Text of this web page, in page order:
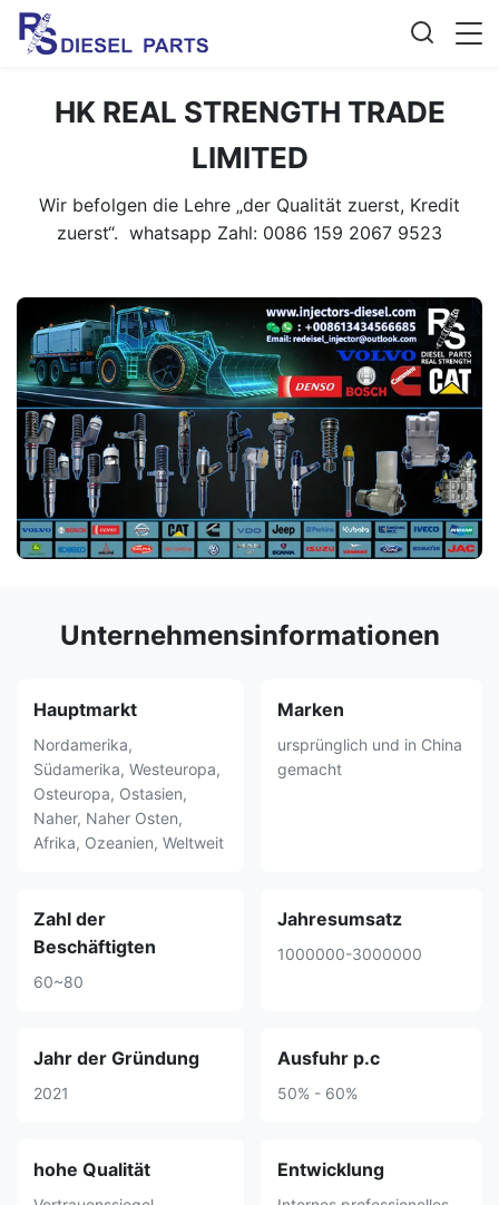
HK REAL STRENGTH TRADE
LIMITED
Wir befolgen die Lehre „der Qualität zuerst, Kredit
zuerst“. whatsapp Zahl: 0086 159 2067 9523
Unternehmensinformationen
Hauptmarkt
Nordamerika,
Südamerika, Westeuropa,
Osteuropa, Ostasien,
Naher, Naher Osten,
Afrika, Ozeanien, Weltweit
Marken
ursprünglich und in China
gemacht
Zahl der
Beschäftigten
60~80
Jahresumsatz
1000000-3000000
Jahr der Gründung
2021
Ausfuhr p.c
50% - 60%
hohe Qualität Entwicklung